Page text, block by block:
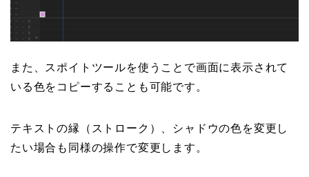
また、スポイトツールを使うことで画面に表示されて
いる色をコピーすることも可能です。
テキストの縁（ストローク）、シャドウの色を変更し
たい場合も同様の操作で変更します。